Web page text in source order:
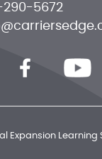
290-5672
Expansion Learning